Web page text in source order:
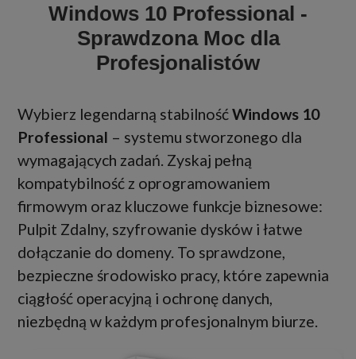
Windows 10 Professional -
Sprawdzona Moc dla
Profesjonalistów
Wybierz legendarną stabilnośćWindows 10
Professional – systemu stworzonego dla
wymagających zadań. Zyskaj pełną
kompatybilność z oprogramowaniem
firmowym oraz kluczowe funkcje biznesowe:
Pulpit Zdalny, szyfrowanie dysków i łatwe
dołączanie do domeny. To sprawdzone,
bezpieczne środowisko pracy, które zapewnia
ciągłość operacyjną i ochronę danych,
niezbędną w każdym profesjonalnym biurze.